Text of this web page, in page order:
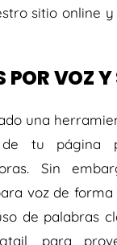
sitio online
POR VOZ Y
una
tu página
Sin
voz de forma
de palabras
para